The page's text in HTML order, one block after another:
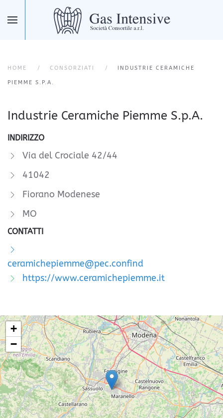
Skip to main content
HOME CONSORZIATI INDUSTRIE CERAMICHE
PIEMME S.P.A.
Industrie Ceramiche Piemme S.p.A.
INDIRIZZO
Via del Crociale 42/44
41042
Fiorano Modenese
MO
CONTATTI
ceramichepiemme@pec.confind
https://www.ceramichepiemme.it
+
−